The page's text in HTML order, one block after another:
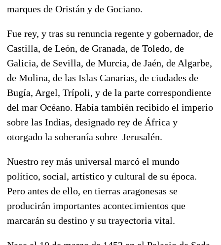
marques de Oristán y de Gociano.
Fue rey, y tras su renuncia regente y gobernador, de
Castilla, de León, de Granada, de Toledo, de
Galicia, de Sevilla, de Murcia, de Jaén, de Algarbe,
de Molina, de las Islas Canarias, de ciudades de
Bugía, Argel, Trípoli, y de la parte correspondiente
del mar Océano. Había también recibido el imperio
sobre las Indias, designado rey de África y
otorgado la soberanía sobre Jerusalén.
Nuestro rey más universal marcó el mundo
político, social, artístico y cultural de su época.
Pero antes de ello, en tierras aragonesas se
producirán importantes acontecimientos que
marcarán su destino y su trayectoria vital.